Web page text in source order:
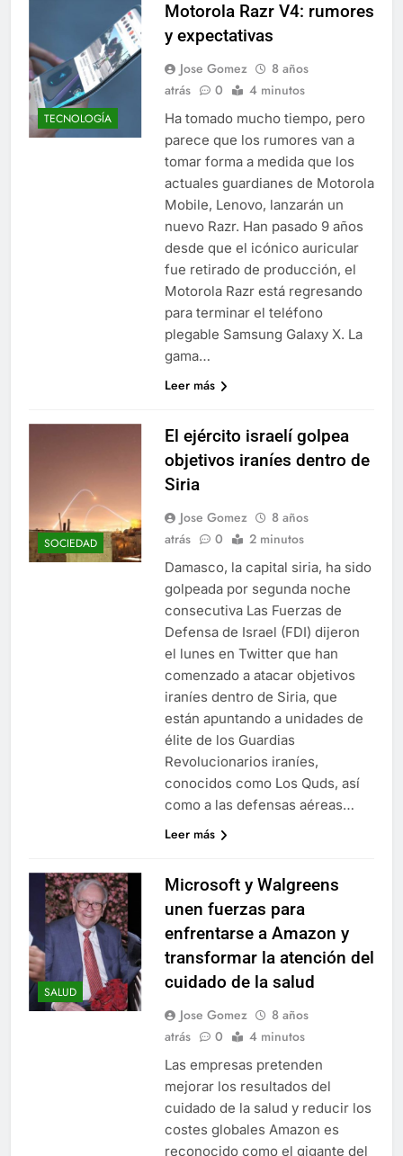
TECNOLOGÍA
Motorola Razr V4: rumores
y expectativas
Jose Gomez
8 años
atrás
0 4 minutos
Ha tomado mucho tiempo, pero
parece que los rumores van a
tomar forma a medida que los
actuales guardianes de Motorola
Mobile, Lenovo, lanzarán un
nuevo Razr. Han pasado 9 años
desde que el icónico auricular
fue retirado de producción, el
Motorola Razr está regresando
para terminar el teléfono
plegable Samsung Galaxy X. La
gama…
Leer más
SOCIEDAD
El ejército israelí golpea
objetivos iraníes dentro de
Siria
Jose Gomez
8 años
atrás
0 2 minutos
Damasco, la capital siria, ha sido
golpeada por segunda noche
consecutiva Las Fuerzas de
Defensa de Israel (FDI) dijeron
el lunes en Twitter que han
comenzado a atacar objetivos
iraníes dentro de Siria, que
están apuntando a unidades de
élite de los Guardias
Revolucionarios iraníes,
conocidos como Los Quds, así
como a las defensas aéreas…
Leer más
SALUD
Microsoft y Walgreens
unen fuerzas para
enfrentarse a Amazon y
transformar la atención del
cuidado de la salud
Jose Gomez
8 años
atrás
0 4 minutos
Las empresas pretenden
mejorar los resultados del
cuidado de la salud y reducir los
costes globales Amazon es
reconocido como el gigante del